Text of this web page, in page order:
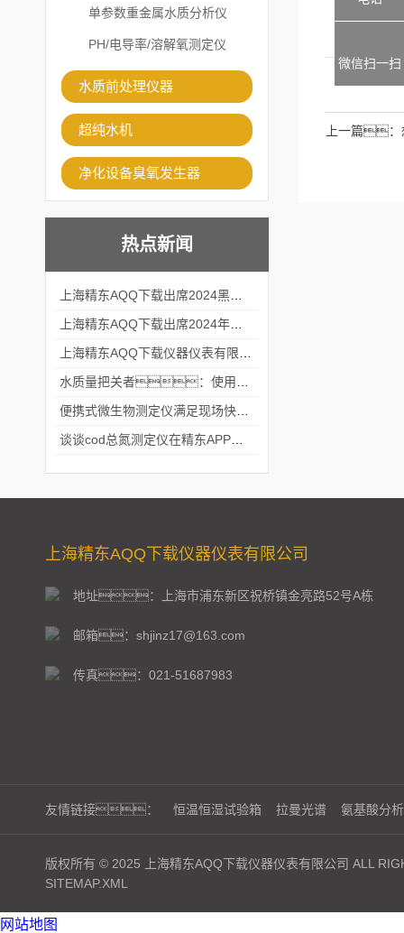
载安装
单参数重金属水质分析仪
PH/电导率/溶解氧测定仪
水质前处理仪器
超纯水机
净化设备臭氧发生器
热点新闻
上一篇：
上海精东AQQ下载仪器仪表有限公司
地址：上海市浦东新区祝桥镇金亮路52号A栋
邮箱：shjinz17@163.com
传真：021-51687983
友情链接： 恒温恒湿试验箱 拉曼光谱 氨基酸分
版权所有 © 2025 上海精东AQQ下载仪器仪表有限公司 ALL
SITEMAP.XML
微信扫一扫
网站地图